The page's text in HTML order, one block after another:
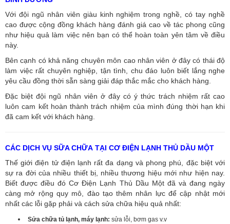
Với đội ngũ nhân viên giàu kinh nghiệm trong nghề, có tay nghề
cao được cộng đồng khách hàng đánh giá cao về tác phong cũng
như hiệu quả làm việc nên bạn có thể hoàn toàn yên tâm về điều
này.
Bên cạnh có khả năng chuyên môn cao nhân viên ở đây có thái độ
làm việc rất chuyên nghiệp, tận tình, chu đáo luôn biết lắng nghe
yêu cầu đồng thời sẵn sàng giải đáp thắc mắc cho khách hàng.
Đặc biệt đội ngũ nhân viên ở đây có ý thức trách nhiệm rất cao
luôn cam kết hoàn thành trách nhiệm của mình đúng thời hạn khi
đã cam kết với khách hàng.
CÁC DỊCH VỤ SỮA CHỮA TẠI CƠ ĐIỆN LẠNH THỦ DẦU MỘT
Thế giới điện tử điện lạnh rất đa dạng và phong phú, đặc biệt với
sự ra đời của nhiều thiết bị, nhiều thương hiệu mới như hiện nay.
Biết được điều đó Cơ Điện Lạnh Thủ Dầu Một đã và đang ngày
càng mở rộng quy mô, đào tạo thêm nhân lực để cập nhật mới
nhất các lỗi gặp phải và cách sửa chữa hiệu quả nhất:
Sửa chữa tủ lạnh, máy lạnh: sửa lỗi, bơm gas v.v